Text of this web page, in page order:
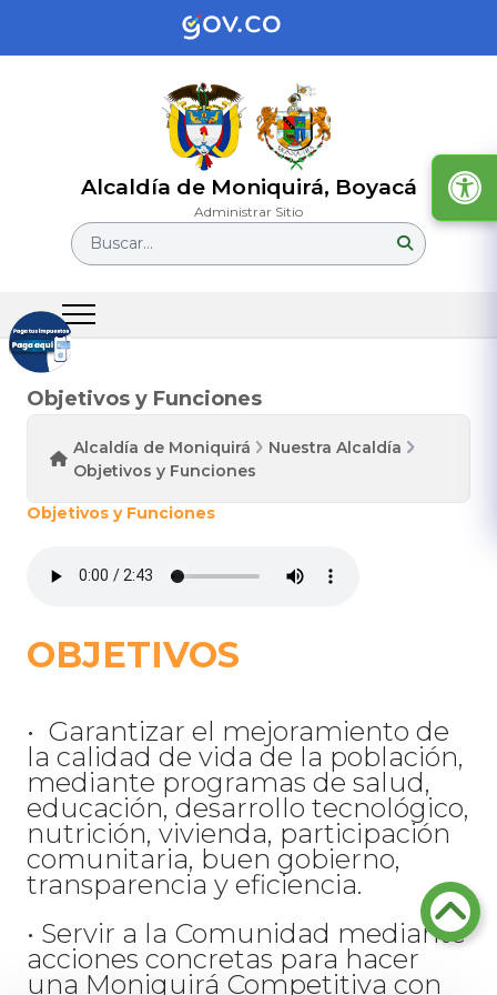
Alcaldía de Moniquirá, Boyacá
Administrar Sitio
Buscar...
Objetivos y Funciones
Alcaldía de Moniquirá
Nuestra Alcaldía
Objetivos y Funciones
Objetivos y Funciones​
OBJETIVOS
• Garantizar el mejoramiento de
la calidad de vida de la población,
mediante programas de salud,
educación, desarrollo tecnológico,
nutrición, vivienda, participación
comunitaria, buen gobierno,
transparencia y eficiencia.
• Servir a la Comunidad mediante
acciones concretas para hacer
una Moniquirá Competitiva con